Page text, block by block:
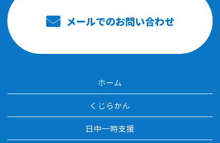
メールでのお問い合わせ
ホーム
くじらかん
日中一時支援